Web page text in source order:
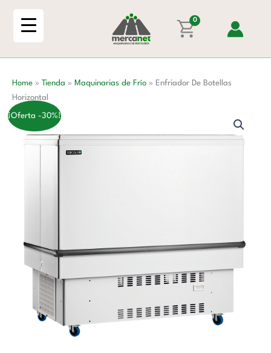
0
Home » Tienda » Maquinarias de Frío » Enfriador De Botellas
Horizontal
¡Oferta -30%!
cantidad